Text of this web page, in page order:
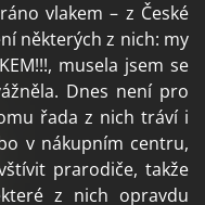
vlakem – z České
některých z nich: my
musela jsem se
Dnes není pro
řada z nich tráví i
v nákupním centru,
prarodiče, takže
z nich opravdu